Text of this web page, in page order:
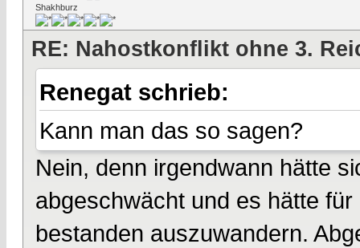
Shakhburz
RE: Nahostkonflikt ohne 3.
Renegat schrieb:
Kann man das so sagen?
Nein, denn irgendwann hätte
abgeschwächt und es hätte
bestanden auszuwandern.